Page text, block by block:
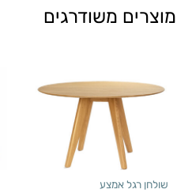
מוצרים משודרגים
שולחן רגל אמצע